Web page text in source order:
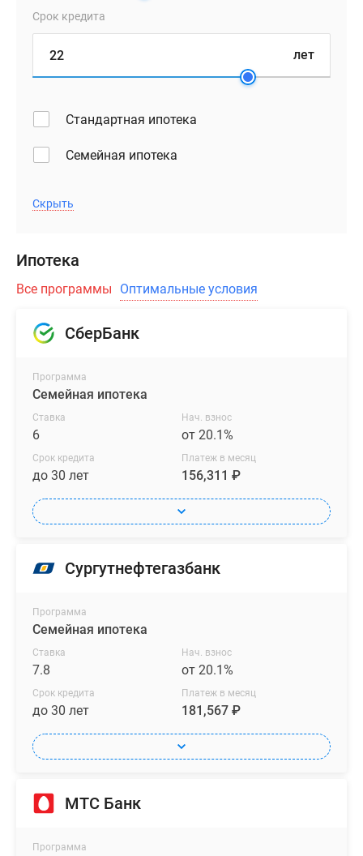
Срок кредита
лет
Стандартная ипотека
Семейная ипотека
Скрыть
Ипотека
Все программы Оптимальные условия
СберБанк
Программа
Семейная ипотека
Ставка
6
Нач. взнос
от 20.1%
Срок кредита
до 30 лет
Платеж в месяц
156,311 ₽
Сургутнефтегазбанк
Программа
Семейная ипотека
Ставка
7.8
Нач. взнос
от 20.1%
Срок кредита
до 30 лет
Платеж в месяц
181,567 ₽
МТС Банк
Программа